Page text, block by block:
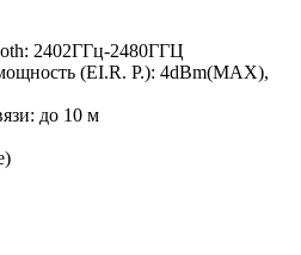
2402ГГц-2480ГГЦ
(EI.R. P.): 4dBm(MAX),
до 10 м